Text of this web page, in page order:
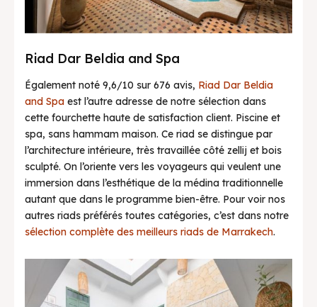
Riad Dar Beldia and Spa
Également noté 9,6/10 sur 676 avis, Riad Dar Beldia
and Spa est l’autre adresse de notre sélection dans
cette fourchette haute de satisfaction client. Piscine et
spa, sans hammam maison. Ce riad se distingue par
l’architecture intérieure, très travaillée côté zellij et bois
sculpté. On l’oriente vers les voyageurs qui veulent une
immersion dans l’esthétique de la médina traditionnelle
autant que dans le programme bien-être. Pour voir nos
autres riads préférés toutes catégories, c’est dans notre
sélection complète des meilleurs riads de Marrakech.